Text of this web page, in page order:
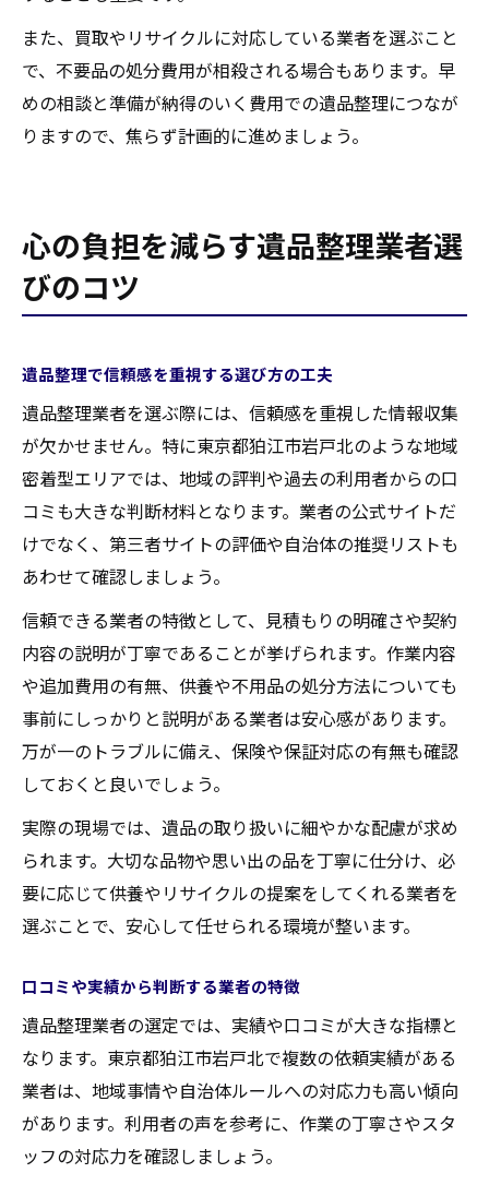
また、買取やリサイクルに対応している業者を選ぶこと
で、不要品の処分費用が相殺される場合もあります。早
めの相談と準備が納得のいく費用での遺品整理につなが
りますので、焦らず計画的に進めましょう。
心の負担を減らす遺品整理業者選
びのコツ
遺品整理で信頼感を重視する選び方の工夫
遺品整理業者を選ぶ際には、信頼感を重視した情報収集
が欠かせません。特に東京都狛江市岩戸北のような地域
密着型エリアでは、地域の評判や過去の利用者からの口
コミも大きな判断材料となります。業者の公式サイトだ
けでなく、第三者サイトの評価や自治体の推奨リストも
あわせて確認しましょう。
信頼できる業者の特徴として、見積もりの明確さや契約
内容の説明が丁寧であることが挙げられます。作業内容
や追加費用の有無、供養や不用品の処分方法についても
事前にしっかりと説明がある業者は安心感があります。
万が一のトラブルに備え、保険や保証対応の有無も確認
しておくと良いでしょう。
実際の現場では、遺品の取り扱いに細やかな配慮が求め
られます。大切な品物や思い出の品を丁寧に仕分け、必
要に応じて供養やリサイクルの提案をしてくれる業者を
選ぶことで、安心して任せられる環境が整います。
口コミや実績から判断する業者の特徴
遺品整理業者の選定では、実績や口コミが大きな指標と
なります。東京都狛江市岩戸北で複数の依頼実績がある
業者は、地域事情や自治体ルールへの対応力も高い傾向
があります。利用者の声を参考に、作業の丁寧さやスタ
ッフの対応力を確認しましょう。